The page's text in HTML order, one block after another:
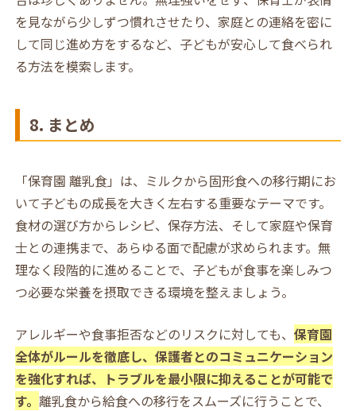
を見ながら少しずつ慣れさせたり、家庭との連絡を密に
して同じ進め方をするなど、子どもが安心して食べられ
る方法を模索します。
8. まとめ
「保育園 離乳食」は、ミルクから固形食への移行期にお
いて子どもの成長を大きく左右する重要なテーマです。
食材の選び方からレシピ、保存方法、そして家庭や保育
士との連携まで、あらゆる面で配慮が求められます。無
理なく段階的に進めることで、子どもが食事を楽しみつ
つ必要な栄養を摂取できる環境を整えましょう。
アレルギーや食事拒否などのリスクに対しても、 保育園
全体がルールを徹底し、保護者とのコミュニケーション
を強化すれば、トラブルを最小限に抑えることが可能で
す。 離乳食から給食への移行をスムーズに行うことで、